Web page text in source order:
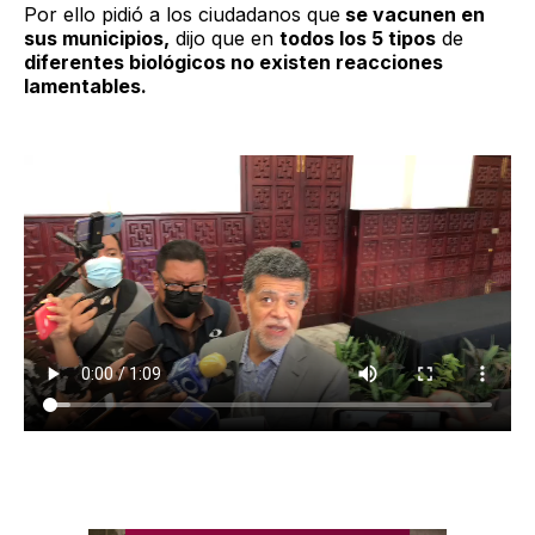
Por ello pidió a los ciudadanos que se vacunen en
sus municipios, dijo que en todos los 5 tipos de
diferentes biológicos no existen reacciones
lamentables.